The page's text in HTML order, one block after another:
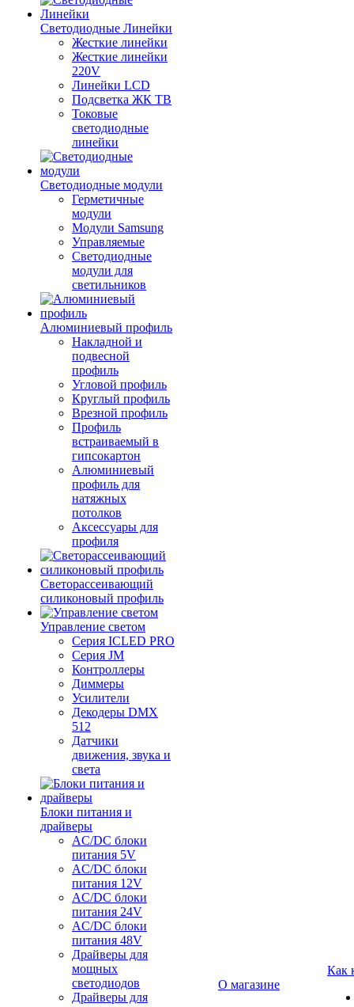
Светодиодные Линейки
Жесткие линейки
Жесткие линейки
220V
Линейки LCD
Подсветка ЖК ТВ
Токовые
светодиодные
линейки
Светодиодные модули
Герметичные
модули
Модули Samsung
Управляемые
Светодиодные
модули для
светильников
Алюминиевый профиль
Накладной и
подвесной
профиль
Угловой профиль
Круглый профиль
Врезной профиль
Профиль
встраиваемый в
гипсокартон
Алюминиевый
профиль для
натяжных
потолков
Аксессуары для
профиля
Светорассеивающий
силиконовый профиль
Управление светом
Серия ICLED PRO
Серия JM
Контроллеры
Диммеры
Усилители
Декодеры DMX
512
Датчики
движения, звука и
света
Блоки питания и
драйверы
AC/DC блоки
питания 5V
AC/DC блоки
питания 12V
AC/DC блоки
питания 24V
AC/DC блоки
питания 48V
Драйверы для
мощных
светодиодов
Драйверы для
О магазине
Как